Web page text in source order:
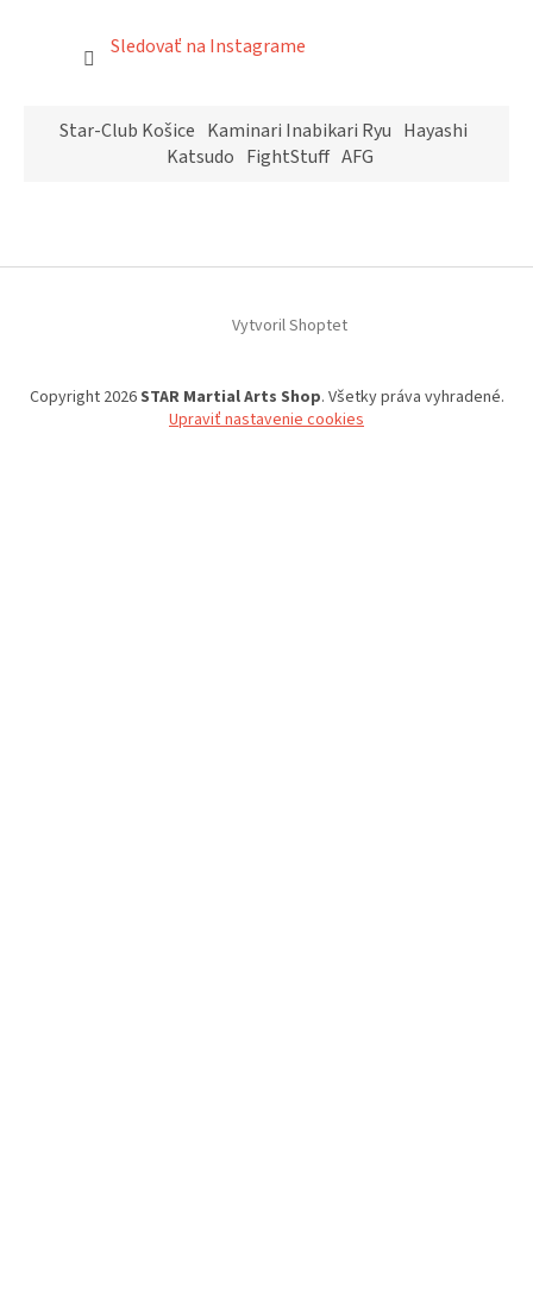
Sledovať na Instagrame
Star-Club Košice Kaminari Inabikari Ryu Hayashi
Katsudo FightStuff AFG
Vytvoril Shoptet
Copyright 2026STAR Martial Arts Shop. Všetky práva vyhradené.
Upraviť nastavenie cookies